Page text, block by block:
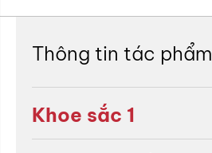
Thông tin tác phẩm
Khoe sắc 1